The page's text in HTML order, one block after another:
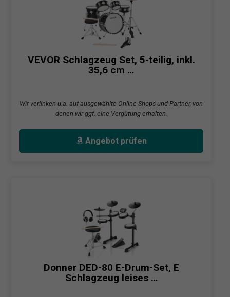
VEVOR Schlagzeug Set, 5-teilig, inkl.
35,6 cm …
Wir verlinken u.a. auf ausgewählte Online-Shops und Partner, von
denen wir ggf. eine Vergütung erhalten.
Angebot prüfen
Donner DED-80 E-Drum-Set, E
Schlagzeug leises …